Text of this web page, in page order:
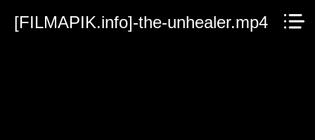
[FILMAPIK.info]-the-unhealer.mp4